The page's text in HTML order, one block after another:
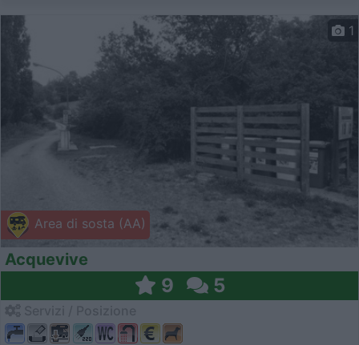
Area di sosta (AA)
1
Acquevive
9 5